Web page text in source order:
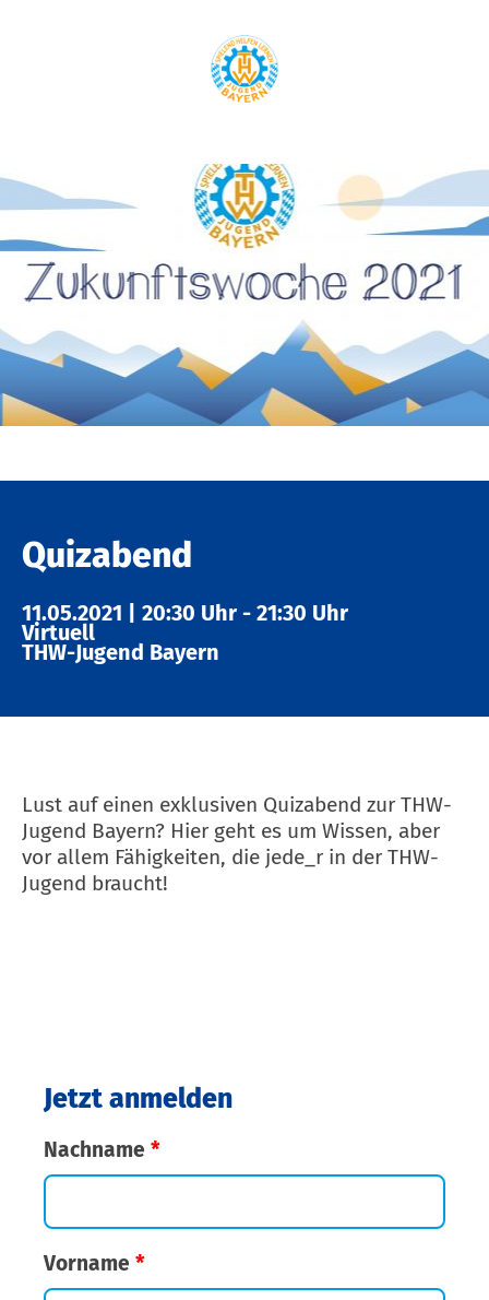
Quizabend
11.05.2021 20:30 Uhr - 21:30 Uhr
Virtuell
THW-Jugend Bayern
Lust auf einen exklusiven Quizabend zur THW-
Jugend Bayern? Hier geht es um Wissen, aber
vor allem Fähigkeiten, die jede_r in der THW-
Jugend braucht!
Jetzt anmelden
Nachname *
Vorname *